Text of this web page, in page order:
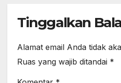
Tinggalkan
Alamat email Anda tidak
Ruas yang wajib ditandai *